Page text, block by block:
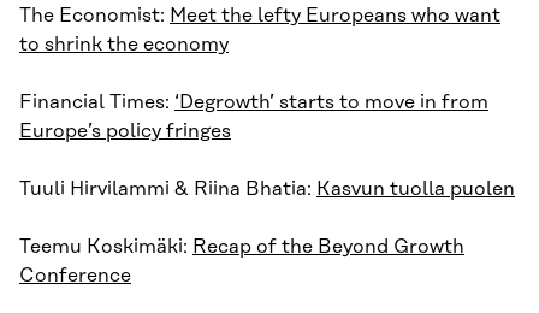
The Economist: Meet the lefty Europeans who want
to shrink the economy
Financial Times: ‘Degrowth’ starts to move in from
Europe’s policy fringes
Tuuli Hirvilammi & Riina Bhatia: Kasvun tuolla puolen
Teemu Koskimäki: Recap of the Beyond Growth
Conference